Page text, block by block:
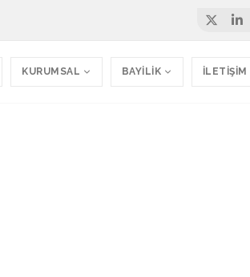
KURUMSAL BAYİLİK İLETİŞİM